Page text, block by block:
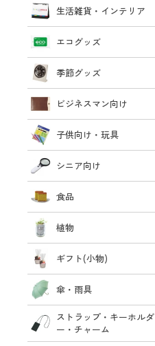
生活雑貨・インテリア
エコグッズ
季節グッズ
ビジネスマン向け
子供向け・玩具
シニア向け
食品
植物
ギフト(小物)
傘・雨具
ストラップ・キーホルダ
ー・チャーム